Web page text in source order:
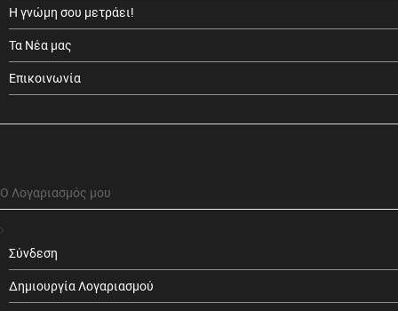
Η γνώμη σου μετράει!
Τα Νέα μας
Επικοινωνία
Ο Λογαριασμός μου
Σύνδεση
Δημιουργία Λογαριασμού